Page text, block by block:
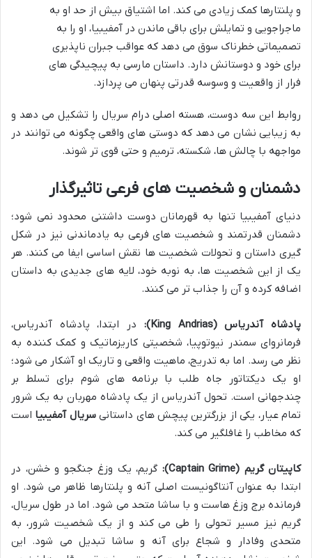
و پلنتارها کمک زیادی می کند. اما اشتیاق بیش از حد او به
ماجراجویی و تمایلش برای باقی ماندن در آمفیبیا، او را به
تصمیماتی خطرناک سوق می دهد که عواقب جبران ناپذیری
برای خود و دوستانش دارد. داستان مارسی به پیچیدگی های
فرار از واقعیت و وسوسه قدرتی پنهان می پردازد.
روابط این سه دوست، هسته اصلی درام سریال را تشکیل می دهد و
به زیبایی نشان می دهد که دوستی های واقعی چگونه می توانند در
مواجهه با چالش ها، شکسته، ترمیم و حتی قوی تر شوند.
دشمنان و شخصیت های فرعی تاثیرگذار
دنیای آمفیبیا تنها به قهرمانان دوست داشتنی محدود نمی شود؛
دشمنان قدرتمند و شخصیت های فرعی به یادماندنی نیز در شکل
گیری داستان و تحولات شخصیت ها نقش اساسی ایفا می کنند. هر
یک از این شخصیت ها، به نوبه خود، لایه های جدیدی به داستان
اضافه کرده و آن را جذاب تر می کنند.
پادشاه آندریاس (King Andrias):
در ابتدا، پادشاه آندریاس،
فرمانروای سمندر نیوتوپیا، شخصیتی کاریزماتیک و کمک کننده به
نظر می رسد. اما به تدریج، ماهیت واقعی و تاریک او آشکار می شود؛
او یک دیکتاتور جاه طلب با برنامه های شوم برای تسلط بر
چندجهانی است. تحول آندریاس از یک پادشاه مهربان به یک شرور
تمام عیار، یکی از بزرگترین پیچش های داستانیسریال آمفیبیا است
که مخاطب را غافلگیر می کند.
کاپیتان گریم (Captain Grime):
گریم، یک وزغ جنگجو و خشن، در
ابتدا به عنوان آنتاگونیست اصلی آنه و پلنتارها ظاهر می شود. او
فرمانده برج وزغ هاست و با ساشا متحد می شود. اما در طول سریال،
گریم نیز مسیر تحولی را طی می کند و از یک شخصیت شرور، به
متحدی وفادار و شجاع برای آنه و ساشا تبدیل می شود. این